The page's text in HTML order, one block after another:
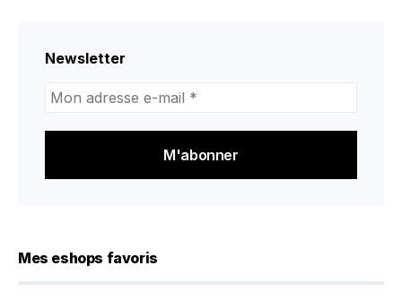
Newsletter
adresse
mail
Mes eshops favoris